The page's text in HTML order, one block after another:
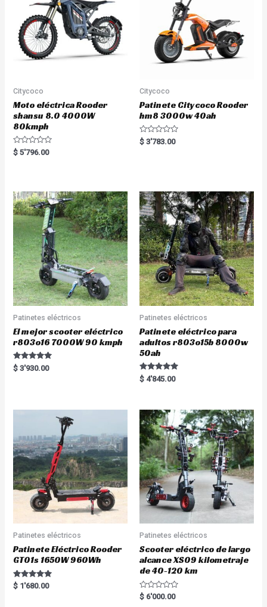
Citycoco
Moto eléctrica Rooder
shansu 8.0 4000W
80kmph
R
a
o
u
t
o
f
$ 5'796.00
Citycoco
Patinete Citycoco Rooder
hm8 3000w 40ah
R
a
u
t
o
f
5
$ 3'783.00
Patinetes eléctricos
El mejor scooter eléctrico
r803o16 7000W 90 kmph
Rated
5.00
$ 3'930.00
Patinetes eléctricos
Patinete eléctrico para
adultos r803o15b 8000w
50ah
Rated
5.00
$ 4'845.00
Patinetes eléctricos
Patinete Eléctrico Rooder
GT01s 1650W 960Wh
Rated
5.00
$ 1'680.00
Patinetes eléctricos
Scooter eléctrico de largo
alcance XS09 kilometraje
de 40-120 km
R
a
$ 6'000.00